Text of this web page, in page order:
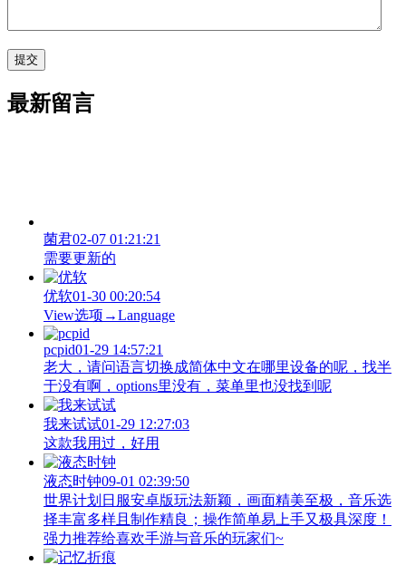
最新留言
菌君02-07 01:21:21
需要更新的
优软01-30 00:20:54
View‌选项→Language
pcpid01-29 14:57:21
老大，请问语言切换成简体中文在哪里设备的呢，找半
于没有啊，options里没有，菜单里也没找到呢
我来试试01-29 12:27:03
这款我用过，好用
液态时钟09-01 02:39:50
世界计划日服安卓版玩法新颖，画面精美至极，音乐选
择丰富多样且制作精良；操作简单易上手又极具深度！
强力推荐给喜欢手游与音乐的玩家们~